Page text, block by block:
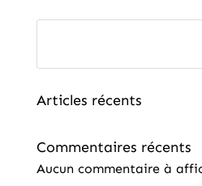
Articles récents
Commentaires récents
Aucun commentaire à